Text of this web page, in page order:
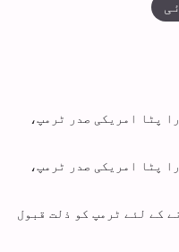
پٹا امریکی صدر ٹرمپ،
پٹا امریکی صدر ٹرمپ،
کے لئے ٹرمپ کو ذلت قبول